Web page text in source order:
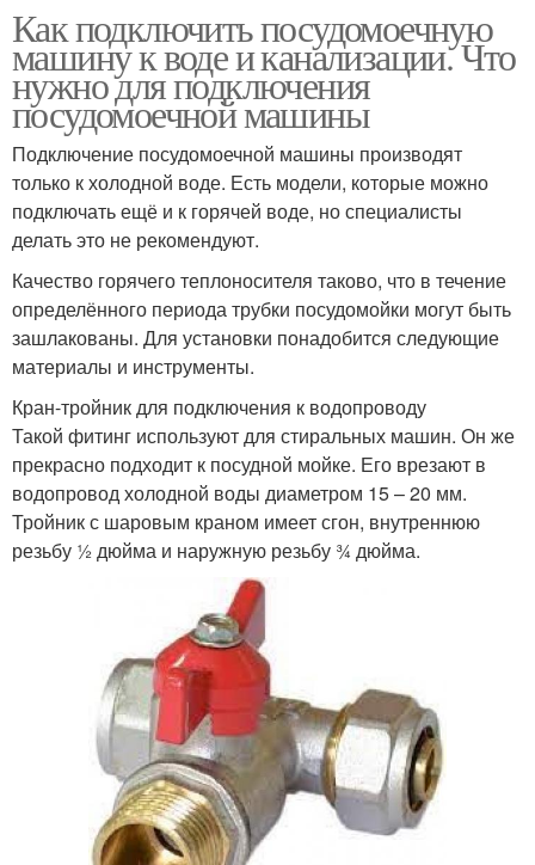
Как подключить посудомоечную
машину к воде и канализации. Что
нужно для подключения
посудомоечной машины
Подключение посудомоечной машины производят
только к холодной воде. Есть модели, которые можно
подключать ещё и к горячей воде, но специалисты
делать это не рекомендуют.
Качество горячего теплоносителя таково, что в течение
определённого периода трубки посудомойки могут быть
зашлакованы. Для установки понадобится следующие
материалы и инструменты.
Кран-тройник для подключения к водопроводу
Такой фитинг используют для стиральных машин. Он же
прекрасно подходит к посудной мойке. Его врезают в
водопровод холодной воды диаметром 15 – 20 мм.
Тройник с шаровым краном имеет сгон, внутреннюю
резьбу ½ дюйма и наружную резьбу ¾ дюйма.